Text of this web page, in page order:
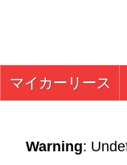
マイカーリース
Warning: